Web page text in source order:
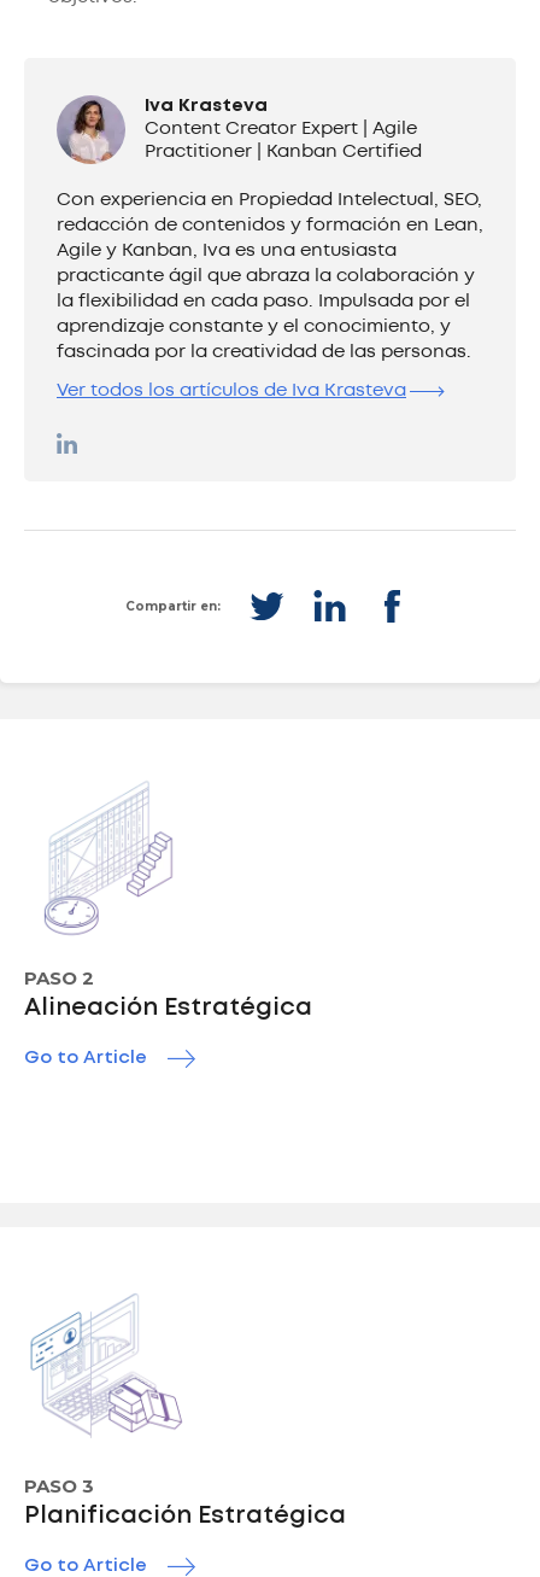
Iva Krasteva
Content Creator Expert | Agile
Practitioner | Kanban Certified
Con experiencia en Propiedad Intelectual, SEO,
redacción de contenidos y formación en Lean,
Agile y Kanban, Iva es una entusiasta
practicante ágil que abraza la colaboración y
la flexibilidad en cada paso. Impulsada por el
aprendizaje constante y el conocimiento, y
fascinada por la creatividad de las personas.
Ver todos los artículos de Iva Krasteva
Compartir en:
PASO 2
Alineación Estratégica
Go to Article
PASO 3
Planificación Estratégica
Go to Article